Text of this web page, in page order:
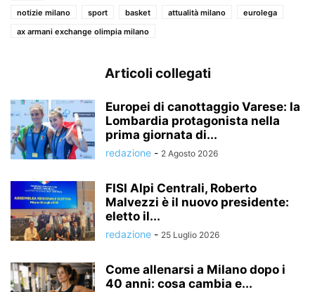
notizie milano
sport basket attualità milano
eurolega
ax armani exchange olimpia milano
Articoli collegati
Europei di canottaggio Varese: la
Lombardia protagonista nella
prima giornata di...
redazione - 2 Agosto 2026
FISI Alpi Centrali, Roberto
Malvezzi è il nuovo presidente:
eletto il...
redazione - 25 Luglio 2026
Come allenarsi a Milano dopo i
40 anni: cosa cambia e...